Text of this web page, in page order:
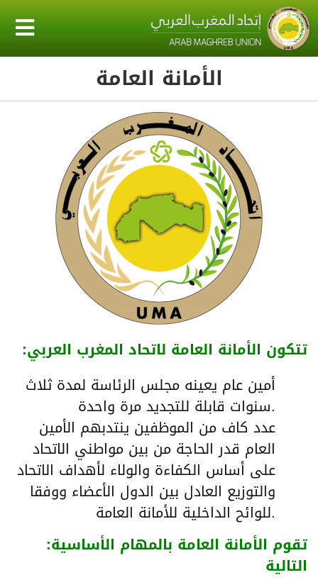
الأمانة العامة
:تتكون الأمانة العامة لاتحاد المغرب العربي
أمين عام يعينه مجلس الرئاسة لمدة ثلاث
سنوات قابلة للتجديد مرة واحدة.
العام قدر الحاجة من بين مواطني الاتحاد
على أساس الكفاءة والولاء لأهداف الاتحاد
والتوزيع العادل بين الدول الأعضاء ووفقا
للوائح الداخلية للأمانة العامة.
:تقوم الأمانة العامة بالمهام الأساسية
التالية